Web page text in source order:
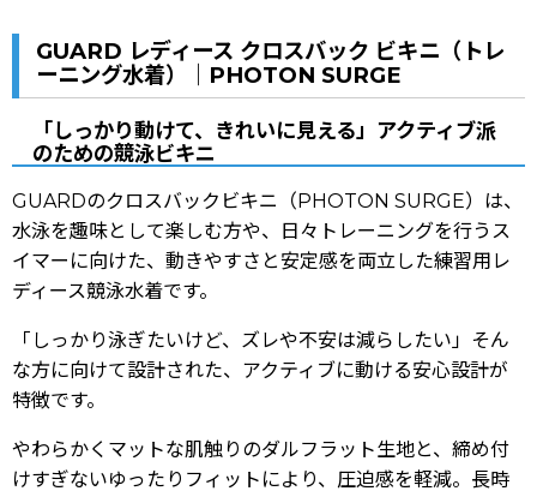
GUARD レディース クロスバック ビキニ（トレ
ーニング水着）｜PHOTON SURGE
「しっかり動けて、きれいに見える」アクティブ派
のための競泳ビキニ
GUARDのクロスバックビキニ（PHOTON SURGE）は、
水泳を趣味として楽しむ方や、日々トレーニングを行うス
イマーに向けた、動きやすさと安定感を両立した練習用レ
ディース競泳水着です。
「しっかり泳ぎたいけど、ズレや不安は減らしたい」そん
な方に向けて設計された、アクティブに動ける安心設計が
特徴です。
やわらかくマットな肌触りのダルフラット生地と、締め付
けすぎないゆったりフィットにより、圧迫感を軽減。長時